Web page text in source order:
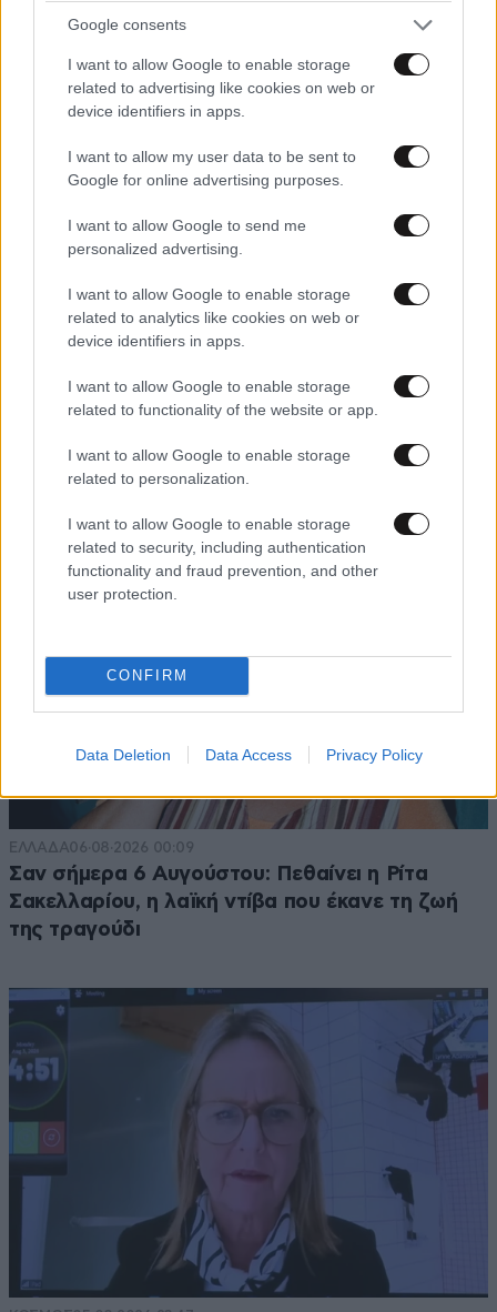
Google consents
I want to allow Google to enable storage
related to advertising like cookies on web or
device identifiers in apps.
I want to allow my user data to be sent to
Google for online advertising purposes.
I want to allow Google to send me
personalized advertising.
I want to allow Google to enable storage
related to analytics like cookies on web or
device identifiers in apps.
I want to allow Google to enable storage
related to functionality of the website or app.
I want to allow Google to enable storage
related to personalization.
I want to allow Google to enable storage
related to security, including authentication
functionality and fraud prevention, and other
user protection.
CONFIRM
Data Deletion Data Access Privacy Policy
600 ευρώ
LIFESTYLE05·08·2026 17:48
Ιωάννη Σαριδάκη αφαίρεσαν 1.300 έργα τέχνης
από τη βασιλική οικογένεια της Ισπανίας
ΕΛΛΑΔΑ06·08·2026 00:09
Σαν σήμερα 6 Αυγούστου: Πεθαίνει η Ρίτα
Σακελλαρίου, η λαϊκή ντίβα που έκανε τη ζωή
της τραγούδι